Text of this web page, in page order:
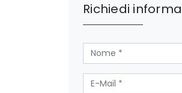
Richiedi